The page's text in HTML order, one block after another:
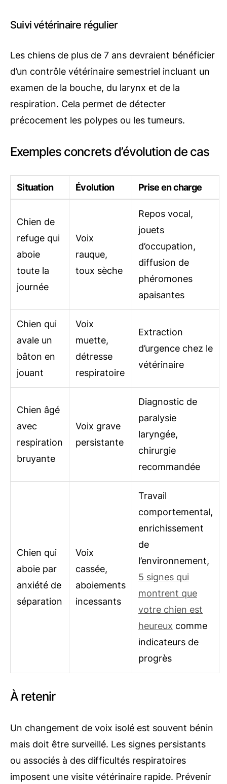
Suivi vétérinaire régulier
Les chiens de plus de 7 ans devraient bénéficier
d’un contrôle vétérinaire semestriel incluant un
examen de la bouche, du larynx et de la
respiration. Cela permet de détecter
précocement les polypes ou les tumeurs.
Exemples concrets d’évolution de cas
Situation Évolution Prise en charge
Chien de
refuge qui
aboie
toute la
journée
Voix
rauque,
toux sèche
Repos vocal,
jouets
d’occupation,
diffusion de
phéromones
apaisantes
Chien qui
avale un
bâton en
jouant
Voix
muette,
détresse
respiratoire
Extraction
d’urgence chez le
vétérinaire
Chien âgé
avec
respiration
bruyante
Voix grave
persistante
Diagnostic de
paralysie
laryngée,
chirurgie
recommandée
Chien qui
aboie par
anxiété de
séparation
Voix
cassée,
aboiements
incessants
Travail
comportemental,
enrichissement
de
l’environnement,
5 signes qui
montrent que
votre chien est
heureux comme
indicateurs de
progrès
À retenir
Un changement de voix isolé est souvent bénin
mais doit être surveillé. Les signes persistants
ou associés à des difficultés respiratoires
imposent une visite vétérinaire rapide. Prévenir